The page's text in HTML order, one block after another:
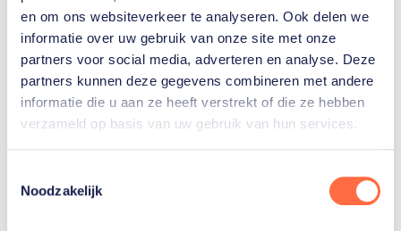
en om ons websiteverkeer te analyseren. Ook delen we
informatie over uw gebruik van onze site met onze
partners voor social media, adverteren en analyse. Deze
partners kunnen deze gegevens combineren met andere
informatie die u aan ze heeft verstrekt of die ze hebben
verzameld op basis van uw gebruik van hun services.
Noodzakelijk